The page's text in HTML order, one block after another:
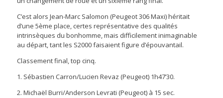
C’est alors Jean-Marc Salomon (Peugeot 306 Maxi) héritait
d’une 5ème place, certes représentative des qualités
intrinsèques du bonhomme, mais difficilement inimaginable
au départ, tant les S2000 faisaient figure d’épouvantail.
Classement final, top cinq.
1. Sébastien Carron/Lucien Revaz (Peugeot) 1h47’30.
2. Michaël Burri/Anderson Levrati (Peugeot) à 15 sec.